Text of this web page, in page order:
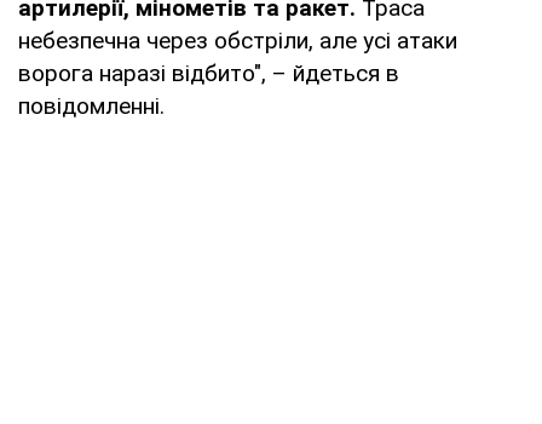
артилерії, мінометів та ракет. Траса
небезпечна через обстріли, але усі атаки
ворога наразі відбито", – йдеться в
повідомленні.